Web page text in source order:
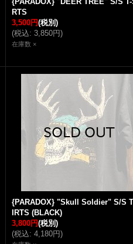
RTS
3,500円(税別)
(税込: 3,850円)
在庫数 ×
{PARADOX} "Skull Soldier" S/S
IRTS (BLACK)
3,800円(税別)
(税込: 4,180円)